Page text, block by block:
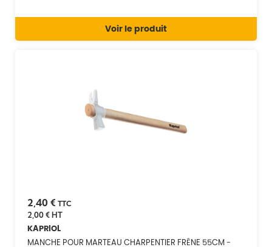
Voir le produit
2,40 € TTC
2,00 €HT
KAPRIOL
MANCHE POUR MARTEAU CHARPENTIER FRÊNE 55CM -